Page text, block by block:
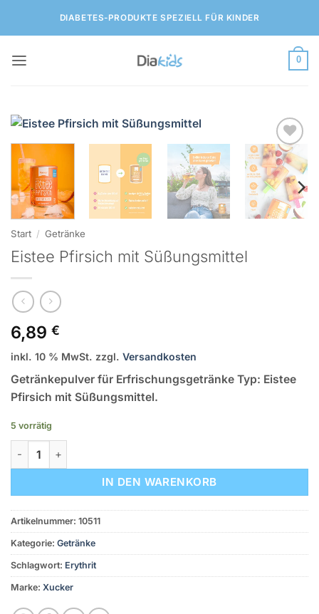
DIABETES-PRODUKTE SPEZIELL FÜR KINDER
0
Zur
Wunschliste
hinzufügen
Start / Getränke
Eistee Pfirsich mit Süßungsmittel
6,89 €
inkl. 10 % MwSt. zzgl. Versandkosten
Getränkepulver für Erfrischungsgetränke Typ: Eistee
Pfirsich mit Süßungsmittel.
5 vorrätig
Eistee Pfirsich mit Süßungsmittel Menge
IN DEN WARENKORB
Artikelnummer: 10511
Kategorie: Getränke
Schlagwort: Erythrit
Marke: Xucker